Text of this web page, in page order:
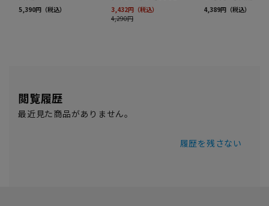
閲覧履歴
最近見た商品がありません。
履歴を残さない